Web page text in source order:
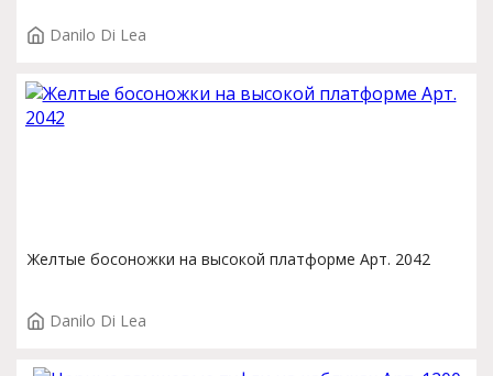
Danilo Di Lea
Желтые босоножки на высокой платформе Арт. 2042
Danilo Di Lea